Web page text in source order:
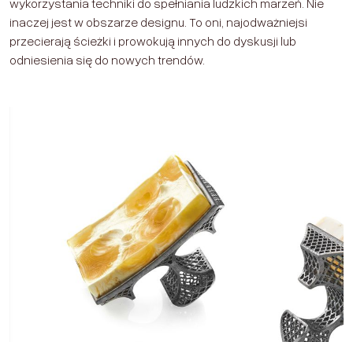
inaczej jest w obszarze designu. To oni, najodważniejsi
przecierają ścieżki i prowokują innych do dyskusji lub
odniesienia się do nowych trendów.